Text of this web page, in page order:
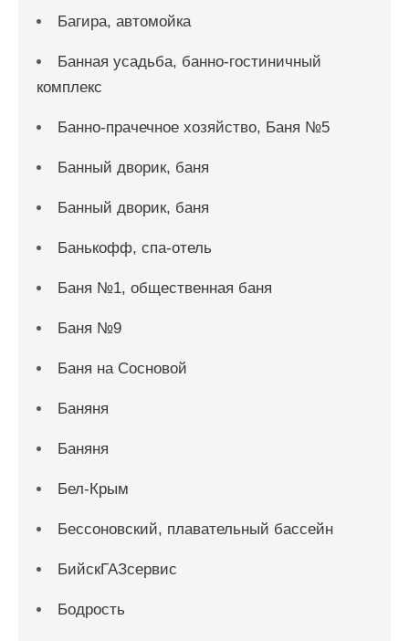
Багира, автомойка
Банная усадьба, банно-гостиничный
комплекс
Банно-прачечное хозяйство, Баня №5
Банный дворик, баня
Банный дворик, баня
Банькофф, спа-отель
Баня №1, общественная баня
Баня №9
Баня на Сосновой
Баняня
Баняня
Бел-Крым
Бессоновский, плавательный бассейн
БийскГАЗсервис
Бодрость